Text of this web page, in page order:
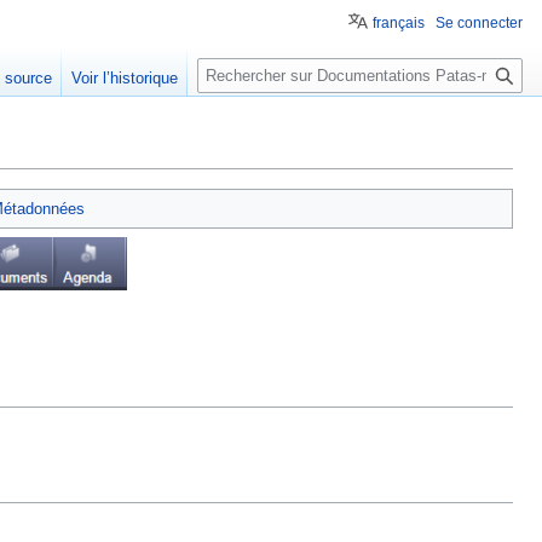
français Se connecter
source Voir l’historique
Rechercher